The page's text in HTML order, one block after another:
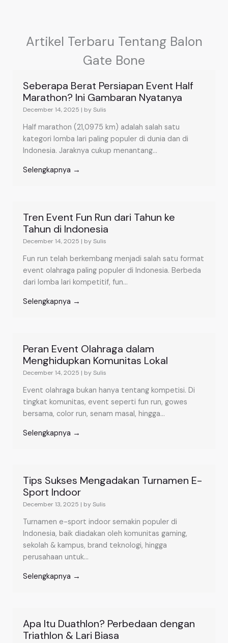
Artikel Terbaru Tentang Balon
Gate Bone
Seberapa Berat Persiapan Event Half
Marathon? Ini Gambaran Nyatanya
December 14, 2025 | by Sulis
Half marathon (21,0975 km) adalah salah satu
kategori lomba lari paling populer di dunia dan di
Indonesia. Jaraknya cukup menantang...
Selengkapnya →
Tren Event Fun Run dari Tahun ke
Tahun di Indonesia
December 14, 2025 | by Sulis
Fun run telah berkembang menjadi salah satu format
event olahraga paling populer di Indonesia. Berbeda
dari lomba lari kompetitif, fun...
Selengkapnya →
Peran Event Olahraga dalam
Menghidupkan Komunitas Lokal
December 14, 2025 | by Sulis
Event olahraga bukan hanya tentang kompetisi. Di
tingkat komunitas, event seperti fun run, gowes
bersama, color run, senam masal, hingga...
Selengkapnya →
Tips Sukses Mengadakan Turnamen E-
Sport Indoor
December 13, 2025 | by Sulis
Turnamen e-sport indoor semakin populer di
Indonesia, baik diadakan oleh komunitas gaming,
sekolah & kampus, brand teknologi, hingga
perusahaan untuk...
Selengkapnya →
Apa Itu Duathlon? Perbedaan dengan
Triathlon & Lari Biasa